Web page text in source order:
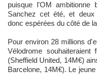
puisque l'OM
Sanchez cet été, et deux
donc espérées du côté de
Pour environ 28 millions
Vélodrome
(Sheffield United, 14M€)
Barcelone, 14M€). Le